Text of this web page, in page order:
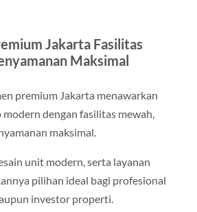
Jakarta Fasilitas
Maksimal
premium Jakarta menawarkan
dengan fasilitas mewah,
maksimal.
unit modern, serta layanan
pilihan ideal bagi profesional
investor properti.